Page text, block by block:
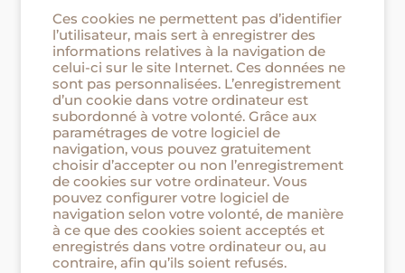
Ces cookies ne permettent pas d’identifier
l’utilisateur, mais sert à enregistrer des
informations relatives à la navigation de
celui-ci sur le site Internet. Ces données ne
sont pas personnalisées. L’enregistrement
d’un cookie dans votre ordinateur est
subordonné à votre volonté. Grâce aux
paramétrages de votre logiciel de
navigation, vous pouvez gratuitement
choisir d’accepter ou non l’enregistrement
de cookies sur votre ordinateur. Vous
pouvez configurer votre logiciel de
navigation selon votre volonté, de manière
à ce que des cookies soient acceptés et
enregistrés dans votre ordinateur ou, au
contraire, afin qu’ils soient refusés.